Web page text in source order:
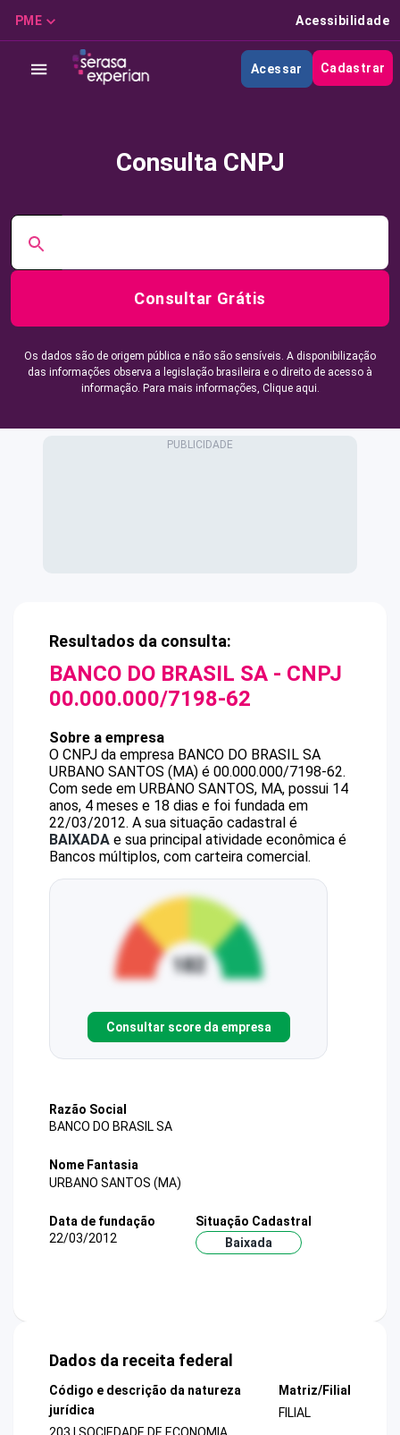
PME Acessibilidade
Acessar Cadastrar
Consulta CNPJ
Consultar Grátis
Os dados são de origem pública e não são sensíveis. A disponibilização
das informações observa a legislação brasileira e o direito de acesso à
informação. Para mais informações, Clique aqui.
Resultados da consulta:
BANCO DO BRASIL SA - CNPJ
00.000.000/7198-62
Sobre a empresa
O CNPJ da empresa BANCO DO BRASIL SA
URBANO SANTOS (MA) é 00.000.000/7198-62.
Com sede em URBANO SANTOS, MA, possui 14
anos, 4 meses e 18 dias e foi fundada em
22/03/2012. A sua situação cadastral é
BAIXADA e sua principal atividade econômica é
Bancos múltiplos, com carteira comercial.
Consultar score da empresa
Razão Social
BANCO DO BRASIL SA
Nome Fantasia
URBANO SANTOS (MA)
Data de fundação
22/03/2012
Situação Cadastral
Baixada
Dados da receita federal
Código e descrição da natureza
jurídica
Matriz/Filial
FILIAL